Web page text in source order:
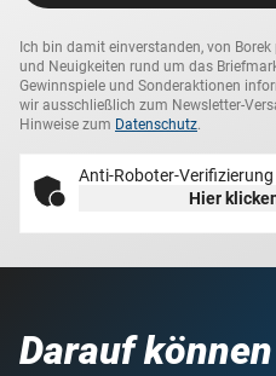
Ich bin damit einverstanden, von
und Neuigkeiten rund um das
Gewinnspiele und Sonderaktionen
wir ausschließlich zum Newsletter-
Hinweise zum Datenschutz.
Anti-Roboter-Verifizierung
Hier
Darauf